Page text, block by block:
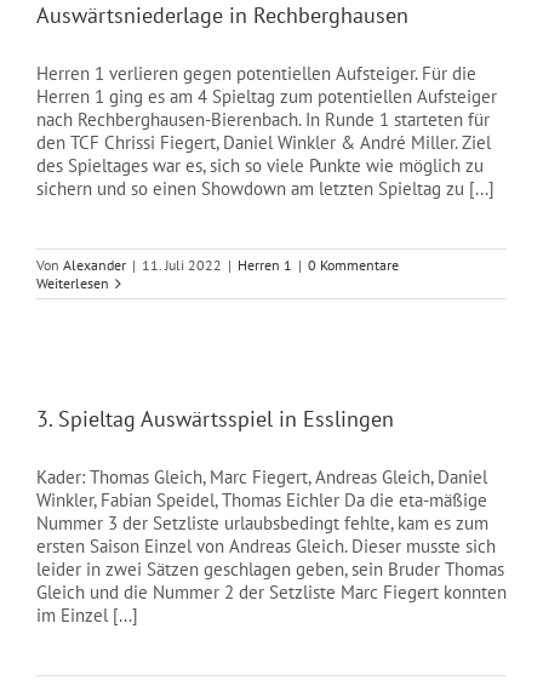
Auswärtsniederlage in Rechberghausen
Herren 1 verlieren gegen potentiellen Aufsteiger. Für die
Herren 1 ging es am 4 Spieltag zum potentiellen Aufsteiger
nach Rechberghausen-Bierenbach. In Runde 1 starteten für
den TCF Chrissi Fiegert, Daniel Winkler & André Miller. Ziel
des Spieltages war es, sich so viele Punkte wie möglich zu
sichern und so einen Showdown am letzten Spieltag zu [...]
Von Alexander | 11. Juli 2022 | Herren 1 | 0 Kommentare
Weiterlesen
3. Spieltag Auswärtsspiel in Esslingen
Kader: Thomas Gleich, Marc Fiegert, Andreas Gleich, Daniel
Winkler, Fabian Speidel, Thomas Eichler Da die eta-mäßige
Nummer 3 der Setzliste urlaubsbedingt fehlte, kam es zum
ersten Saison Einzel von Andreas Gleich. Dieser musste sich
leider in zwei Sätzen geschlagen geben, sein Bruder Thomas
Gleich und die Nummer 2 der Setzliste Marc Fiegert konnten
im Einzel [...]